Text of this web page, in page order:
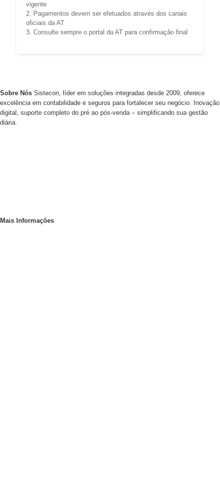
vigente
2. Pagamentos devem ser efetuados através dos canais
oficiais da AT
3. Consulte sempre o portal da AT para confirmação final
Sobre Nós Sistecon, líder em soluções integradas desde 2009, oferece
excelência em contabilidade e seguros para fortalecer seu negócio. Inovação
digital, suporte completo do pré ao pós-venda – simplificando sua gestão
diária.
Mais Informações